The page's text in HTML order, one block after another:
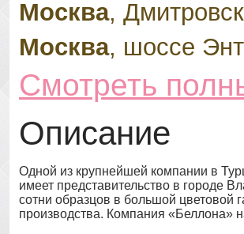
Москва,
Москва, шоссе
Смотреть
Описание
Одной из крупнейшей компании в
имеет представительство в городе
сотни образцов в большой
производства. Компания «Беллона»